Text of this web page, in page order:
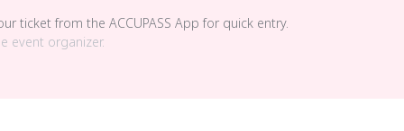
ticket from the ACCUPASS App for quick entry.
event organizer.